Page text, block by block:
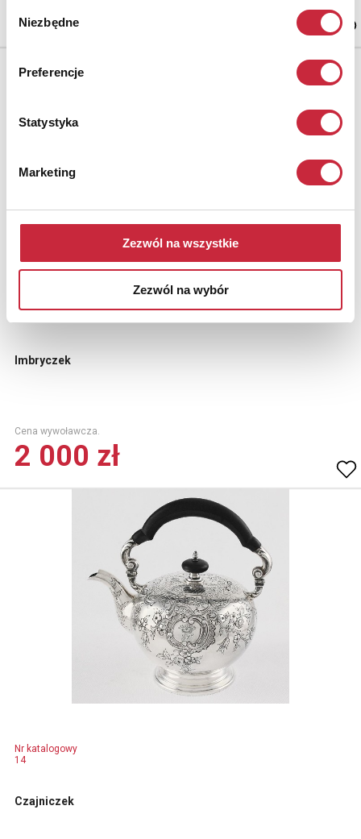
zgody
Niezbędne
Preferencje
Statystyka
Marketing
Zezwól na wszystkie
Zezwól na wybór
4 000 zł
Nr katalogowy
Imbryczek
Cena wywoławcza.
2 000 zł
Nr katalogowy
14
Czajniczek